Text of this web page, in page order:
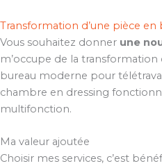
Transformation d’une pièce
Vous souhaitez donner une
m’occupe de la transformation
bureau moderne pour
chambre en dressing
multifonction.
Ma valeur ajoutée
Choisir mes services, c’est